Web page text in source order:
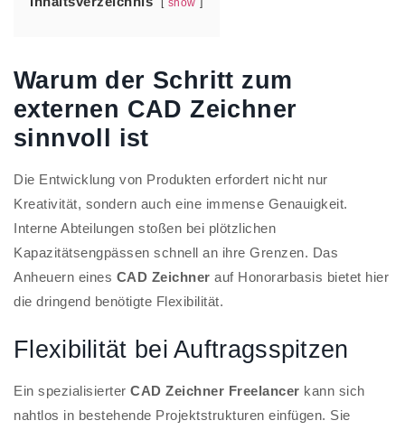
Warum der Schritt zum
externen CAD Zeichner
sinnvoll ist
Die Entwicklung von Produkten erfordert nicht nur
Kreativität, sondern auch eine immense Genauigkeit.
Interne Abteilungen stoßen bei plötzlichen
Kapazitätsengpässen schnell an ihre Grenzen. Das
Anheuern eines CAD Zeichner auf Honorarbasis bietet hier
die dringend benötigte Flexibilität.
Flexibilität bei Auftragsspitzen
Ein spezialisierter CAD Zeichner Freelancer kann sich
nahtlos in bestehende Projektstrukturen einfügen. Sie